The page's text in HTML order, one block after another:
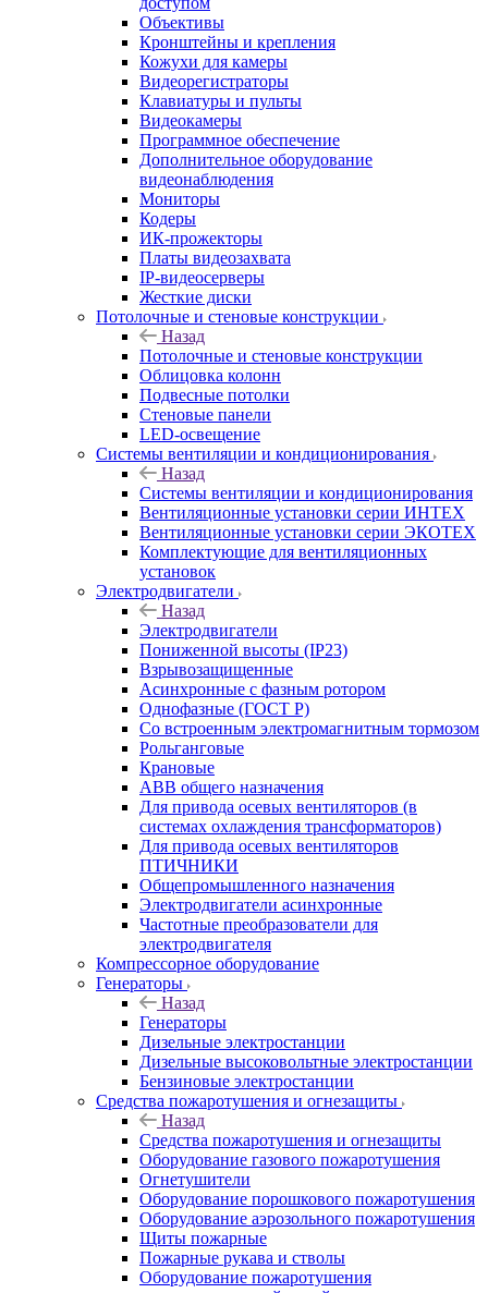
Объективы
Кронштейны и крепления
Кожухи для камеры
Видеорегистраторы
Клавиатуры и пульты
Видеокамеры
Программное обеспечение
Дополнительное оборудование
видеонаблюдения
Мониторы
Кодеры
ИК-прожекторы
Платы видеозахвата
IP-видеосерверы
Жесткие диски
Потолочные и стеновые конструкции
Назад
Потолочные и стеновые конструкции
Облицовка колонн
Подвесные потолки
Стеновые панели
LED-освещение
Системы вентиляции и кондиционирования
Назад
Системы вентиляции и кондиционирования
Вентиляционные установки серии ИНТЕХ
Вентиляционные установки серии ЭКОТЕХ
Комплектующие для вентиляционных
установок
Электродвигатели
Назад
Электродвигатели
Пониженной высоты (IP23)
Взрывозащищенные
Асинхронные с фазным ротором
Однофазные (ГОСТ Р)
Со встроенным электромагнитным тормозом
Рольганговые
Крановые
АВВ общего назначения
Для привода осевых вентиляторов (в
системах охлаждения трансформаторов)
Для привода осевых вентиляторов
ПТИЧНИКИ
Общепромышленного назначения
Электродвигатели асинхронные
Частотные преобразователи для
электродвигателя
Компрессорное оборудование
Генераторы
Назад
Генераторы
Дизельные электростанции
Дизельные высоковольтные электростанции
Бензиновые электростанции
Средства пожаротушения и огнезащиты
Назад
Средства пожаротушения и огнезащиты
Оборудование газового пожаротушения
Огнетушители
Оборудование порошкового пожаротушения
Оборудование аэрозольного пожаротушения
Щиты пожарные
Пожарные рукава и стволы
Оборудование пожаротушения